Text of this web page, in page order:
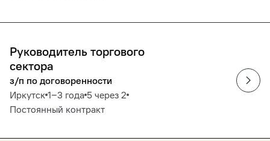
Руководитель торгового
сектора
з/п по договоренности
Иркутск 1‒3 года 5 через 2
Постоянный контракт